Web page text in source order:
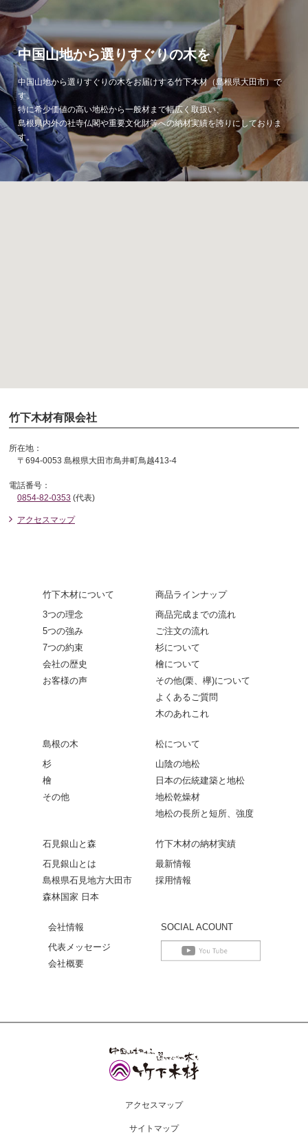
中国山地から選りすぐりの木を
中国山地から選りすぐりの木をお届けする竹下木材（島根県大田市）で
す。
特に希少価値の高い地松から一般材まで幅広く取扱い、
島根県内外の社寺仏閣や重要文化財等への納材実績を誇りにしておりま
す。
竹下木材有限会社
所在地：
〒694-0053 島根県大田市鳥井町鳥越413-4
電話番号：
0854-82-0353 (代表)
アクセスマップ
竹下木材について
3つの理念
5つの強み
7つの約束
会社の歴史
お客様の声
商品ラインナップ
商品完成までの流れ
ご注文の流れ
杉について
檜について
その他(栗、欅)について
よくあるご質問
木のあれこれ
島根の木
杉
檜
その他
松について
山陰の地松
日本の伝統建築と地松
地松乾燥材
地松の長所と短所、強度
石見銀山と森
石見銀山とは
島根県石見地方大田市
森林国家 日本
竹下木材の納材実績
最新情報
採用情報
会社情報
代表メッセージ
会社概要
SOCIAL ACOUNT
アクセスマップ
サイトマップ